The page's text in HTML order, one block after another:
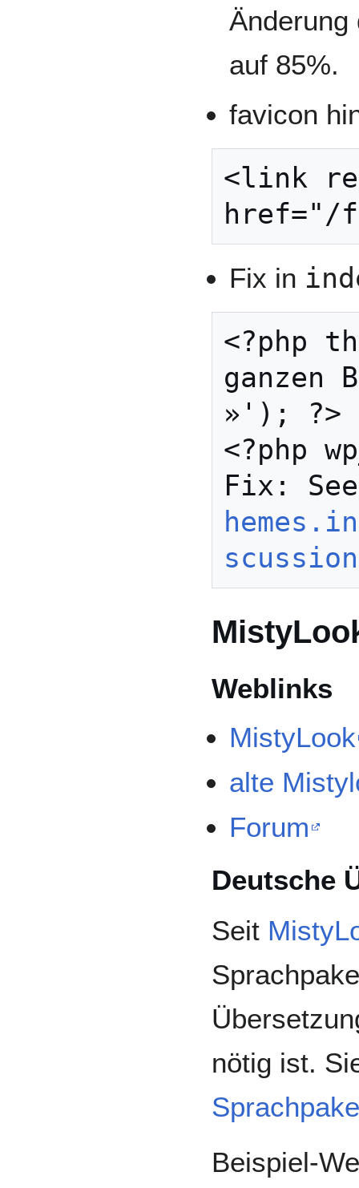
auf 85%.
favicon
<link
Fix in
<?php
ganzen
»'); ?>
<?php
Fix:
Weblinks
MistyLook
alte
Forum
Deutsche
Seit
nötig ist.
Beispiel-